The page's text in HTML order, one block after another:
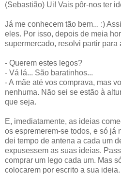
(Sebastião) Ui! Vais pôr-nos ter
Já me conhecem tão bem... :)
eles. Por isso, depois de meia
supermercado, resolvi partir para
- Querem estes legos?
- Vá lá... São baratinhos...
- A mãe até vos comprava, mas
nenhuma. Não sei se estão à
que seja.
E, imediatamente, as ideias
os espremerem-se todos, e só já
dei tempo de antena a cada um
expusessem as suas ideias.
comprar um lego cada um. Mas
colocarem por escrito a sua ideia.